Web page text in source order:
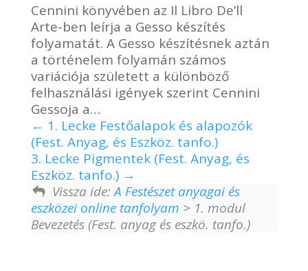
Cennini könyvében az Il Libro De’ll
Arte-ben leírja a Gesso készítés
folyamatát. A Gesso készítésnek aztán
a történelem folyamán számos
variációja született a különböző
felhasználási igények szerint Cennini
Gessoja a…
1. Lecke Festőalapok és alapozók
(Fest. Anyag, és Eszköz. tanfo.)
3. Lecke Pigmentek (Fest. Anyag, és
Eszköz. tanfo.)
Vissza ide:A Festészet anyagai és
eszközei online tanfolyam > 1. modul
Bevezetés (Fest. anyag és eszkö. tanfo.)